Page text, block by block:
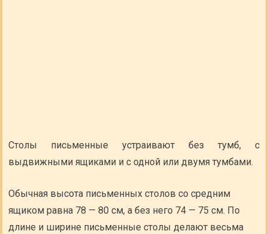
Столы письменные устраивают без тумб, с
выдвижными ящиками и с одной или двумя тумбами.
Обычная высота письменных столов со средним
ящиком равна 78 — 80 см, а без него 74 — 75 см. По
длине и ширине письменные столы делают весьма